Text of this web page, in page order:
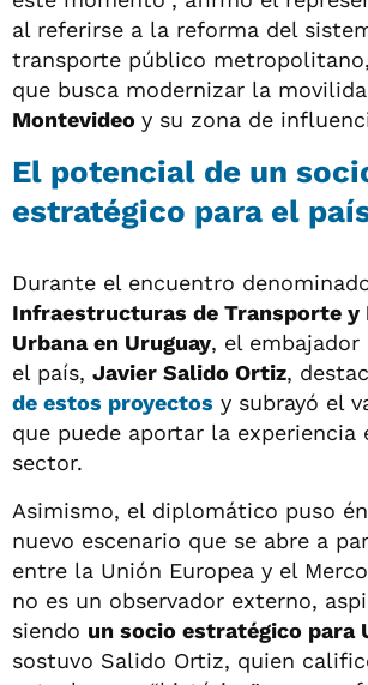
al referirse a la reforma del
transporte público
que busca modernizar la
Montevideo y su zona de
El potencial de un
estratégico para el
Durante el encuentro
Infraestructuras de Transporte y
Urbana en Uruguay, el embajador
el país, Javier Salido Ortiz,
de estos proyectos y subrayó el
que puede aportar la experiencia
sector.
Asimismo, el diplomático puso
nuevo escenario que se abre a
entre la Unión Europea y el
no es un observador externo,
siendo un socio estratégico para
sostuvo Salido Ortiz, quien